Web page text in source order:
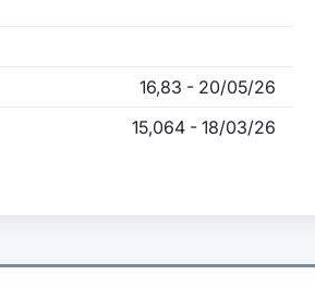
16,83 - 20/05/26
15,064 - 18/03/26